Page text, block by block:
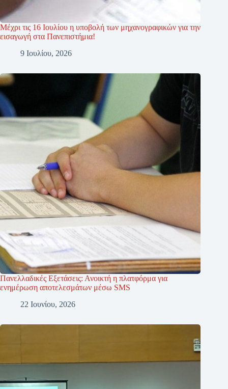
Μέχρι τις 16 Ιουλίου η υποβολή των μηχανογραφικών για την
εισαγωγή στα Πανεπιστήμια!
9 Ιουλίου, 2026
Πανελλαδικές Εξετάσεις: Ανοικτή η πλατφόρμα για
ενημέρωση αποτελεσμάτων μέσω SMS
22 Ιουνίου, 2026